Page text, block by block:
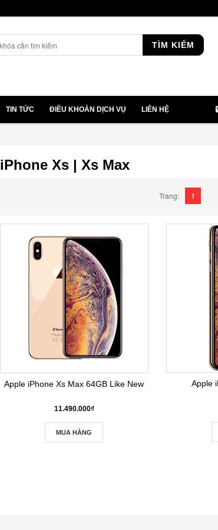
TÌM KIẾM
TIN TỨC ĐIỀU KHOẢN DỊCH VỤ LIÊN HỆ
iPhone Xs | Xs Max
Trang: 1
Apple iPhone Xs Max 64GB Like New
11.490.000₫
MUA HÀNG
Apple